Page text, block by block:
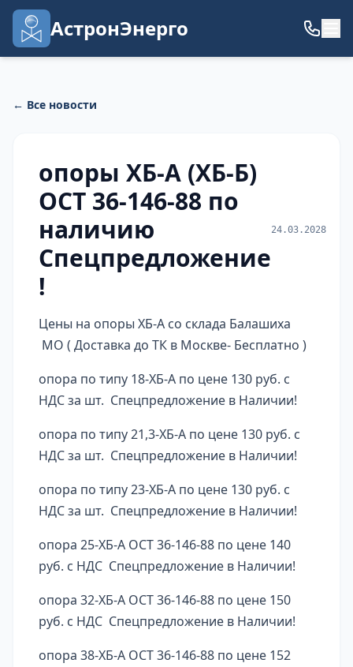
АстронЭнерго
← Все новости
опоры ХБ-А (ХБ-Б)
ОСТ 36-146-88 по
наличию
Спецпредложение
!
24.03.2028
Цены на опоры ХБ-А со склада Балашиха
МО ( Доставка до ТК в Москве- Бесплатно )
опора по типу 18-ХБ-А по цене 130 руб. с
НДС за шт. Спецпредложение в Наличии!
опора по типу 21,3-ХБ-А по цене 130 руб. с
НДС за шт. Спецпредложение в Наличии!
опора по типу 23-ХБ-А по цене 130 руб. с
НДС за шт. Спецпредложение в Наличии!
опора 25-ХБ-А ОСТ 36-146-88 по цене 140
руб. с НДС Спецпредложение в Наличии!
опора 32-ХБ-А ОСТ 36-146-88 по цене 150
руб. с НДС Спецпредложение в Наличии!
опора 38-ХБ-А ОСТ 36-146-88 по цене 152